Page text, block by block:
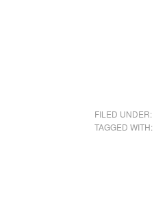
FILED UNDER:
TAGGED WITH: